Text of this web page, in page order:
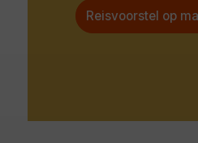
Reisvoorstel op